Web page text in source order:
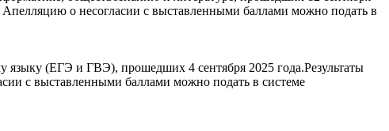
о несогласии с выставленными баллами можно подать в
языку (ЕГЭ и ГВЭ), прошедших 4 сентября 2025 года.Результаты
с выставленными баллами можно подать в системе